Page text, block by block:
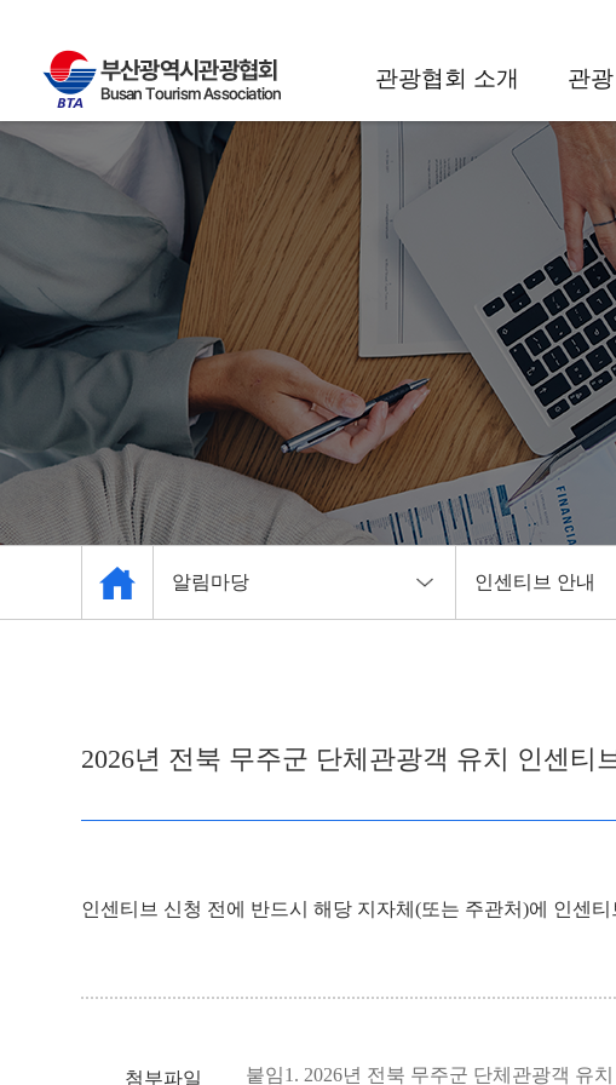
관광협회 소개 관
알림마당
알림마당
인센티브 안내
2026년 전북 무주군 단체관광객 유치 인센티
인센티브 신청 전에 반드시 해당 지자체(또는 주관처)에 인센
첨부파일 붙임1. 2026년 전북 무주군 단체관광객 유